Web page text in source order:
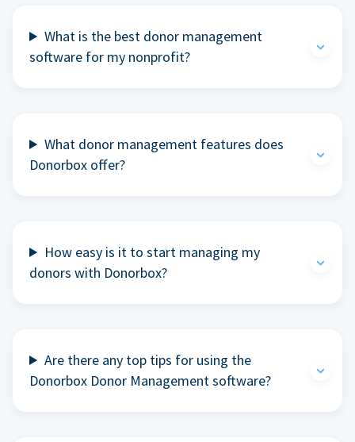
What is the best donor management
software for my nonprofit?
What donor management features does
Donorbox offer?
How easy is it to start managing my
donors with Donorbox?
Are there any top tips for using the
Donorbox Donor Management software?